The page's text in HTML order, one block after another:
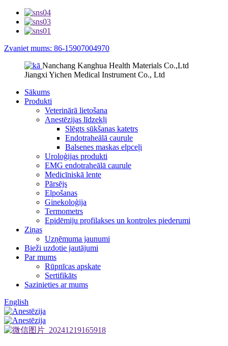
Zvaniet mums: 86-15907004970
Nanchang Kanghua Health Materials Co.,Ltd
Jiangxi Yichen Medical Instrument Co., Ltd
Sākums
Produkti
Veterinārā lietošana
Anestēzijas līdzekļi
Slēgts sūkšanas katetrs
Endotraheālā caurule
Balsenes maskas elpceļi
Uroloģijas produkti
EMG endotraheālā caurule
Medicīniskā lente
Pārsējs
Elpošanas
Ginekoloģija
Termometrs
Epidēmiju profilakses un kontroles piederumi
Ziņas
Uzņēmuma jaunumi
Bieži uzdotie jautājumi
Par mums
Rūpnīcas apskate
Sertifikāts
Sazinieties ar mums
English